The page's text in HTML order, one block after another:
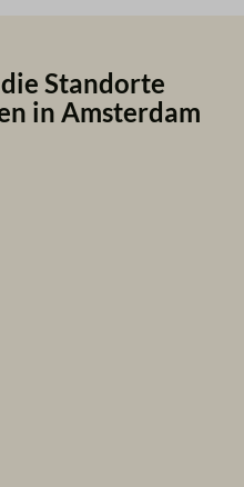
Standorte
in Amsterdam